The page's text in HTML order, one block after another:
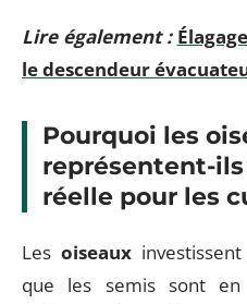
Lire également :
le descendeur
Pourquoi les
représentent-
réelle pour les
Lesoiseaux
que les semis sont en